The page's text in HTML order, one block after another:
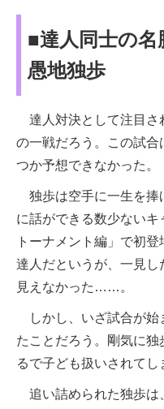
■達人同士の名
愚地独歩
達人対決として注目さ
の一戦だろう。この試
つか予想できなかった。
独歩は空手に一生を捧
に話ができる数少ない
トーナメント編」で初
達人だというが、一見
見えなかった……。
しかし、いざ試合が始
たことだろう。剛気に独
るで子ども扱いされてし
追い詰められた独歩は